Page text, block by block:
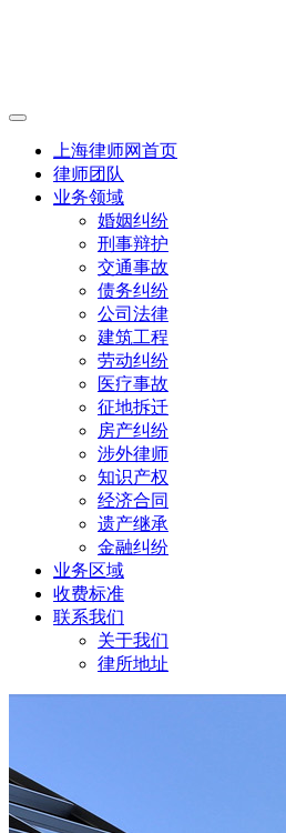
上海律师网首页
律师团队
业务领域
婚姻纠纷
刑事辩护
交通事故
债务纠纷
公司法律
建筑工程
劳动纠纷
医疗事故
征地拆迁
房产纠纷
涉外律师
知识产权
经济合同
遗产继承
金融纠纷
业务区域
收费标准
联系我们
关于我们
律所地址